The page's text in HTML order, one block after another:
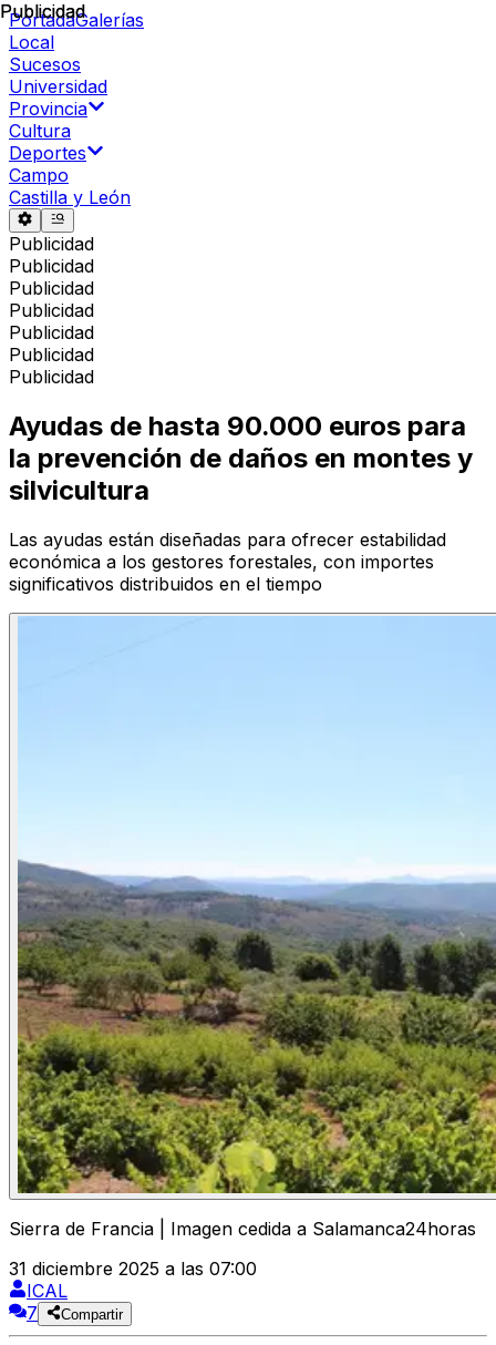
PortadaGalerías
Local
Sucesos
Universidad
Provincia
Cultura
Deportes
Campo
Castilla y León
Publicidad
Publicidad
Publicidad
Publicidad
Publicidad
Publicidad
Publicidad
Publicidad
Ayudas de hasta 90.000 euros para
la prevención de daños en montes y
silvicultura
Las ayudas están diseñadas para ofrecer estabilidad
económica a los gestores forestales, con importes
significativos distribuidos en el tiempo
Sierra de Francia | Imagen cedida a Salamanca24horas
31 diciembre 2025 a las 07:00
ICAL
7
Compartir
Publicidad